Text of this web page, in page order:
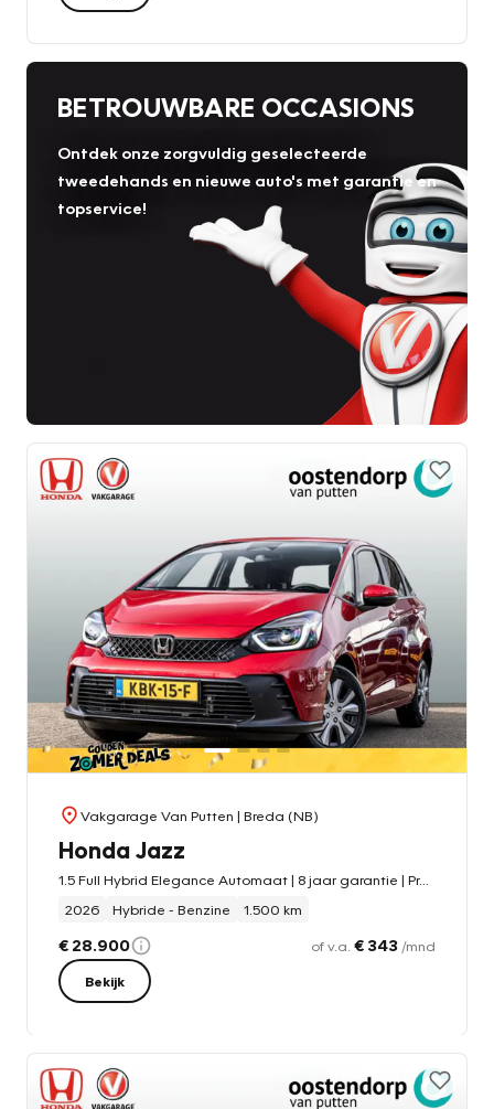
BETROUWBARE OCCASIONS
Ontdek onze zorgvuldig geselecteerde
tweedehands en nieuwe auto's met garantie en
topservice!
Vakgarage Van Putten | Breda (NB)
Honda Jazz
1.5 Full Hybrid Elegance Automaat | 8 jaar garantie | Premium Crystal Red Metallic | Stoelverwarming | Navigatie | Adaptieve cruisecontrol | PDC
2026
Hybride - Benzine 1.500 km
€ 28.900 of v.a. € 343 /mnd
Bekijk